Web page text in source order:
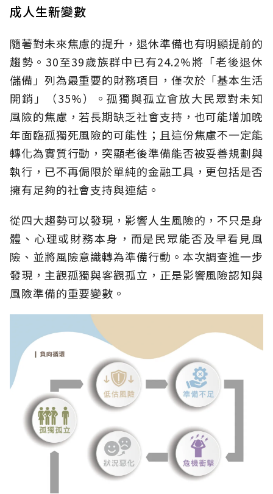
成人生新變數
隨著對未來焦慮的提升，退休準備也有明顯提前的
趨勢。30至39歲族群中已有24.2%將「老後退休
儲備」列為最重要的財務項目，僅次於「基本生活
開銷」（35%）。孤獨與孤立會放大民眾對未知
風險的焦慮，若長期缺乏社會支持，也可能增加晚
年面臨孤獨死風險的可能性；且這份焦慮不一定能
轉化為實質行動，突顯老後準備能否被妥善規劃與
執行，已不再侷限於單純的金融工具，更包括是否
擁有足夠的社會支持與連結。
從四大趨勢可以發現，影響人生風險的，不只是身
體、心理或財務本身，而是民眾能否及早看見風
險、並將風險意識轉為準備行動。本次調查進一步
發現，主觀孤獨與客觀孤立，正是影響風險認知與
風險準備的重要變數。